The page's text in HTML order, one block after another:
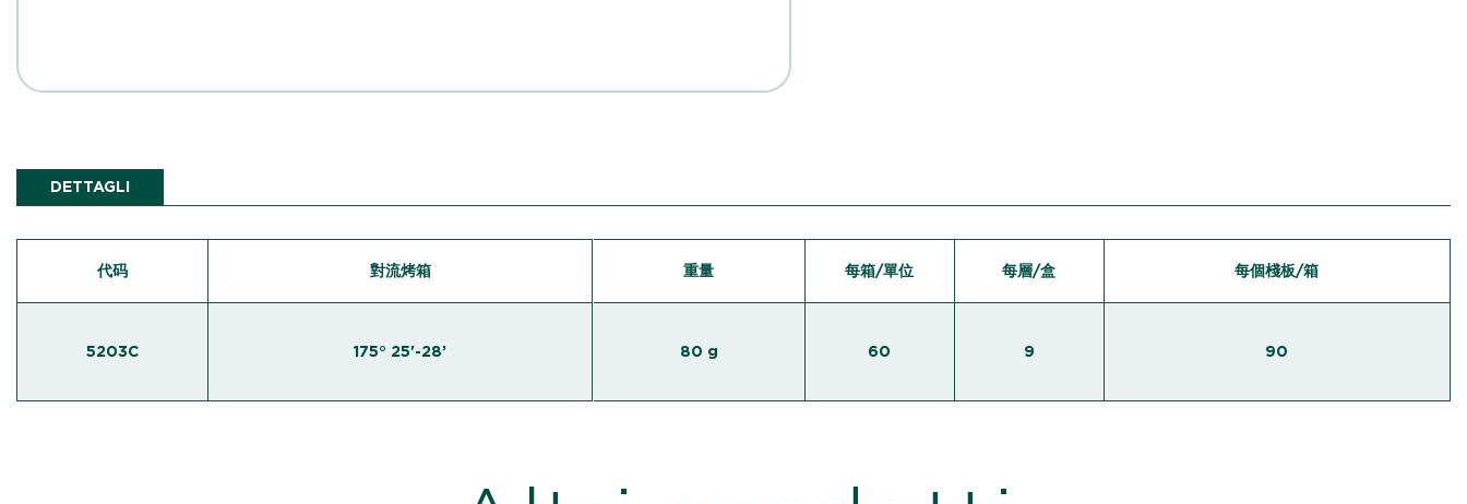
DETTAGLI
代码 對流烤箱
5203C 175° 25'-28’
重量 每箱/單位 每層/盒 每個棧板/箱
80 g 60 9 90